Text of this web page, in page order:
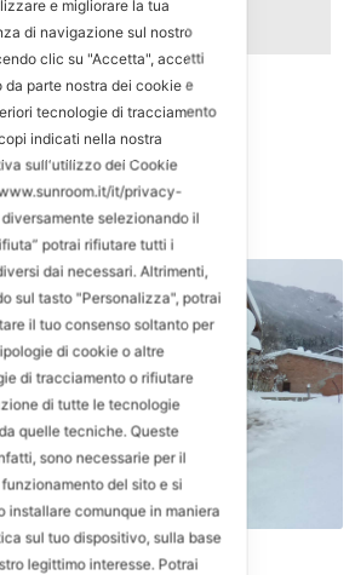
e migliorare la tua
di navigazione sul nostro
clic su "Accetta", accetti
da parte nostra dei cookie e
tecnologie di tracciamento
indicati nella nostra
sull'utilizzo dei Cookie
it/privacy-
selezionando il
potrai rifiutare tutti i
dai necessari. Altrimenti,
sul tasto "Personalizza", potrai
il tuo consenso soltanto per
di cookie o altre
di tracciamento o rifiutare
di tutte le tecnologie
quelle tecniche. Queste
sono necessarie per il
del sito e si
installare comunque in maniera
sul tuo dispositivo, sulla base
legittimo interesse. Potrai